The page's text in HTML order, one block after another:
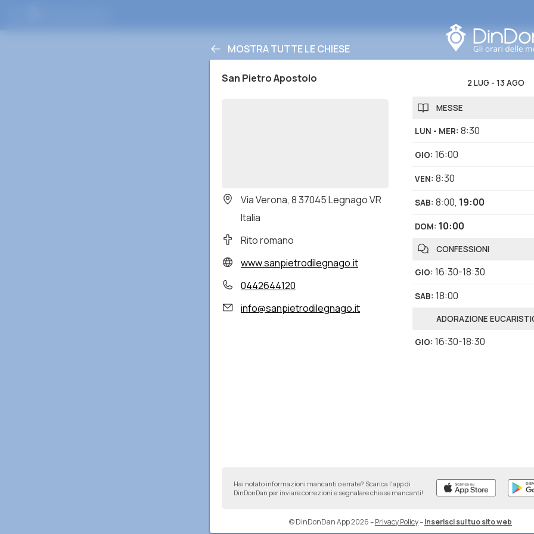
MOSTRA TUTTE LE CHIESE
San Pietro Apostolo
Via Verona, 8 37045 Legnago VR
Italia
Rito romano
www.sanpietrodilegnago.it
0442644120
info@sanpietrodilegnago.it
2 LUG - 13 AGO
MESSE
LUN - MER: 8:30
GIO: 16:00
VEN: 8:30
SAB: 8:00, 19:00
DOM: 10:00
CONFESSIONI
GIO: 16:30-18:30
SAB: 18:00
ADORAZIONE
GIO: 16:30-18:30
Hai notato informazioni mancanti o errate? Scarica l'app di
DinDonDan per inviare correzioni e segnalare chiese mancanti!
© DinDonDan App 2026–Privacy Policy–Inserisci sul tuo sito web